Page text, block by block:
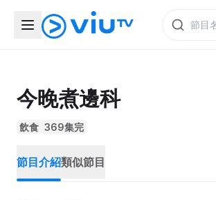
今晚煮邊科
飲食 369集完
節目介紹類似節目